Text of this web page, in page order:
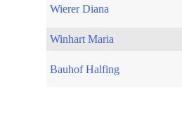
Wierer Diana
Winhart Maria
Bauhof Halfing